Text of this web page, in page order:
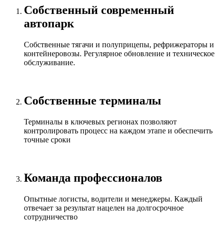
Собственный современный
автопарк
Собственные тягачи и полуприцепы, рефрижераторы и
контейнеровозы. Регулярное обновление и техническое
обслуживание.
Собственные терминалы
Терминалы в ключевых регионах позволяют
контролировать процесс на каждом этапе и обеспечить
точные сроки
Команда профессионалов
Опытные логисты, водители и менеджеры. Каждый
отвечает за результат нацелен на долгосрочное
сотрудничество